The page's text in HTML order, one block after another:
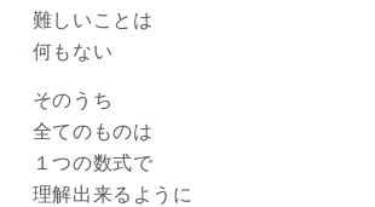
難しいことは
何もない
そのうち
全てのものは
１つの数式で
理解出来るように